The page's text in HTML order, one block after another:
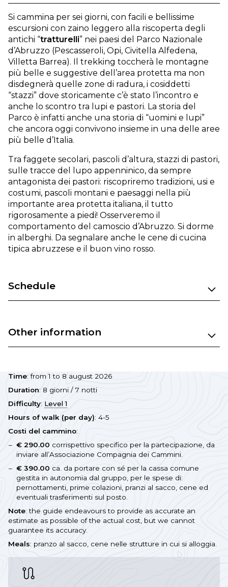
Si cammina per sei giorni, con facili e bellissime
escursioni con zaino leggero alla riscoperta degli
antichi “tratturelli” nei paesi del Parco Nazionale
d’Abruzzo (Pescasseroli, Opi, Civitella Alfedena,
Villetta Barrea). Il trekking toccherà le montagne
più belle e suggestive dell’area protetta ma non
disdegnerà quelle zone di radura, i cosiddetti
“stazzi” dove storicamente c’è stato l’incontro e
anche lo scontro tra lupi e pastori. La storia del
Parco è infatti anche una storia di “uomini e lupi”
che ancora oggi convivono insieme in una delle aree
più belle d’Italia.
Tra faggete secolari, pascoli d’altura, stazzi di pastori,
sulle tracce del lupo appenninico, da sempre
antagonista dei pastori: riscopriremo tradizioni, usi e
costumi, pascoli montani e paesaggi nella più
importante area protetta italiana, il tutto
rigorosamente a piedi! Osserveremo il
comportamento del camoscio d’Abruzzo. Si dorme
in alberghi. Da segnalare anche le cene di cucina
tipica abruzzese e il buon vino rosso.
Schedule
Other information
Time: from 1 to 8 august 2026
Duration: 8 giorni / 7 notti
Difficulty: Level 1
Hours of walk (per day): 4-5
Costi del cammino:
€ 290.00 corrispettivo specifico per la partecipazione, da
inviare all’Associazione Compagnia dei Cammini.
€ 390.00 ca. da portare con sé per la cassa comune
gestita in autonomia dal gruppo, per le spese di:
pernottamenti, prime colazioni, pranzi al sacco, cene ed
eventuali trasferimenti sul posto.
Note: the guide endeavours to provide as accurate an
estimate as possible of the actual cost, but we cannot
guarantee its accuracy.
Meals: pranzo al sacco, cene nelle strutture in cui si alloggia.